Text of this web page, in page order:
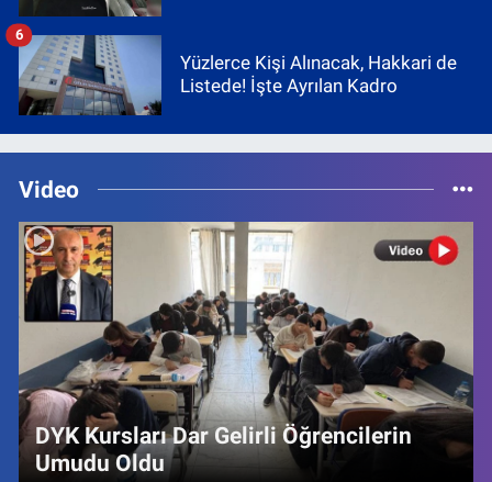
Yüzlerce Kişi Alınacak, Hakkari de
Listede! İşte Ayrılan Kadro
6
Video
DYK Kursları Dar Gelirli Öğrencilerin
Umudu Oldu